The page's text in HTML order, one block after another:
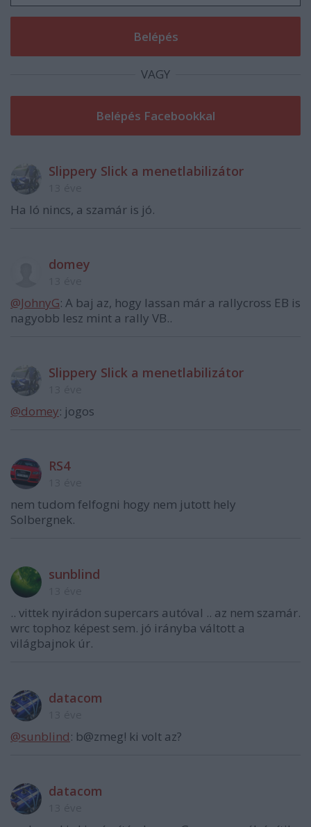
VAGY
Slippery Slick a menetlabilizátor
Ha ló nincs, a szamár is jó.
domey
@JohnyG: A baj az, hogy lassan már a rallycross EB is
nagyobb lesz mint a rally VB..
Slippery Slick a menetlabilizátor
@domey: jogos
RS4
nem tudom felfogni hogy nem jutott hely
Solbergnek.
sunblind
.. vittek nyirádon supercars autóval .. az nem szamár.
wrc tophoz képest sem. jó irányba váltott a
világbajnok úr.
datacom
@sunblind: b@zmeg! ki volt az?
datacom